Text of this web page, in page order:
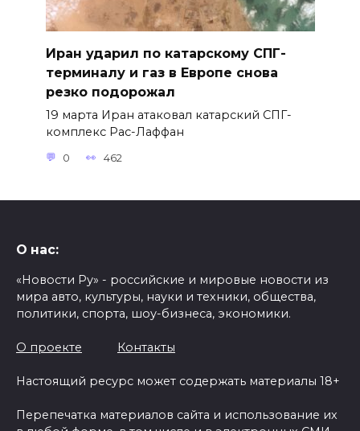
Иран ударил по катарскому СПГ-
терминалу и газ в Европе снова
резко подорожал
19 марта Иран атаковал катарский СПГ-
комплекс Рас-Лаффан
0 462
О нас:
«Новости Ру» - российские и мировые новости из
мира авто, культуры, науки и техники, общества,
политики, спорта, шоу-бизнеса, экономики.
О проекте Контакты
Настоящий ресурс может содержать материалы 18+
Перепечатка материалов сайта и использование их